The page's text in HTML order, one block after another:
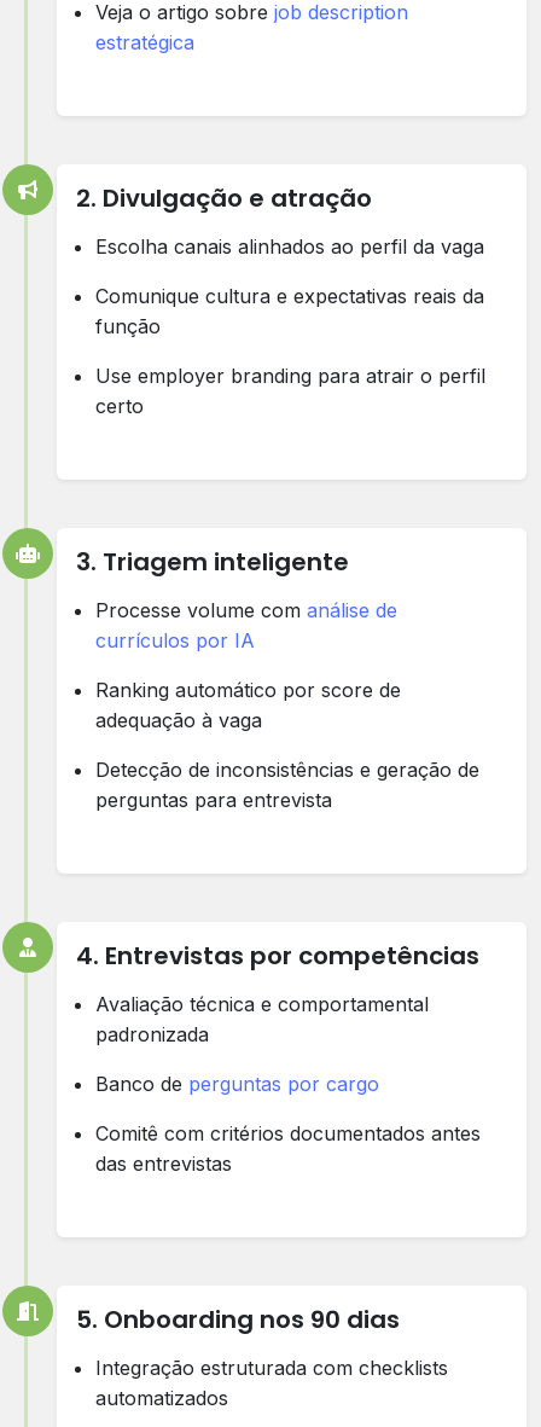
Veja o artigo sobre job description
estratégica
2. Divulgação e atração
Escolha canais alinhados ao perfil da vaga
Comunique cultura e expectativas reais da
função
Use employer branding para atrair o perfil
certo
3. Triagem inteligente
Processe volume com análise de
currículos por IA
Ranking automático por score de
adequação à vaga
Detecção de inconsistências e geração de
perguntas para entrevista
4. Entrevistas por competências
Avaliação técnica e comportamental
padronizada
Banco de perguntas por cargo
Comitê com critérios documentados antes
das entrevistas
5. Onboarding nos 90 dias
Integração estruturada com checklists
automatizados